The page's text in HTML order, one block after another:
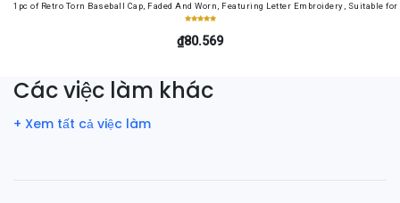
1pc of Retro Torn Baseball Cap, Faded And Worn, Featuring Letter Embroidery, Suitable
₫80.569
Các việc làm khác
+ Xem tất cả việc làm